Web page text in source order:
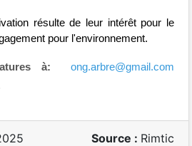
résulte de leur intérêt pour le
pour l'environnement.
à:
ong.arbre@gmail.com
Source : Rimtic